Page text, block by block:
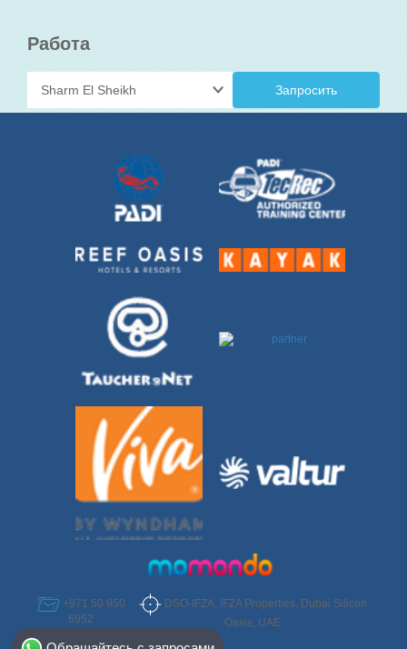
Работа
Запросить
+971 50 950
6952
DSO-IFZA, IFZA Properties, Dubai Silicon
Oasis, UAE
Select Destination